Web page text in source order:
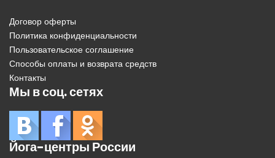
Договор оферты
Политика конфиденциальности
Пользовательское соглашение
Способы оплаты и возврата средств
Контакты
Мы в соц. сетях
Йога-центры России